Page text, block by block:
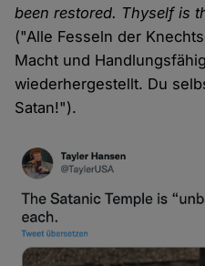
been restored. Thyself is
("Alle Fesseln der
Macht und
wiederhergestellt. Du
Satan!").